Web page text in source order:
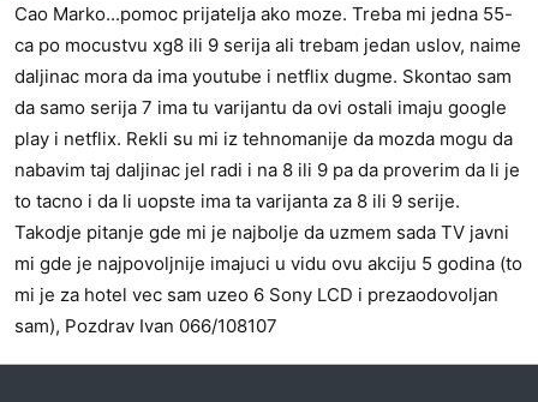
o
v
a
j
a
:
Cao Marko...pomoc prijatelja ako moze. Treba mi jedna 55-
ca po mocustvu xg8 ili 9 serija ali trebam jedan uslov, naime
daljinac mora da ima youtube i netflix dugme. Skontao sam
da samo serija 7 ima tu varijantu da ovi ostali imaju google
play i netflix. Rekli su mi iz tehnomanije da mozda mogu da
nabavim taj daljinac jel radi i na 8 ili 9 pa da proverim da li je
to tacno i da li uopste ima ta varijanta za 8 ili 9 serije.
Takodje pitanje gde mi je najbolje da uzmem sada TV javni
mi gde je najpovoljnije imajuci u vidu ovu akciju 5 godina (to
mi je za hotel vec sam uzeo 6 Sony LCD i prezaodovoljan
sam), Pozdrav Ivan 066/108107